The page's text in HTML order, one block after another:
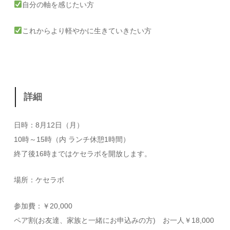
自分の軸を感じたい方
これからより軽やかに生きていきたい方
詳細
日時：8月12日（月）
10時～15時（内 ランチ休憩1時間）
終了後16時まではケセラボを開放します。
場所：ケセラボ
参加費：￥20,000
ペア割(お友達、家族と一緒にお申込みの方) お一人￥18,000